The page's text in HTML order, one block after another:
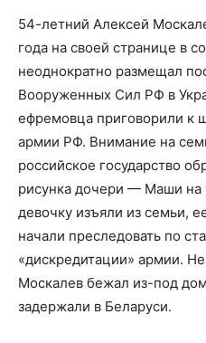
54-летний Алексей
года на своей странице в
неоднократно размещал
Вооруженных Сил РФ в
ефремовца приговорили к
армии РФ. Внимание на
российское государство
рисунка дочери — Маши на
девочку изъяли из семьи,
начали преследовать по
«дискредитации» армии.
Москалев бежал из-под
задержали в Беларуси.